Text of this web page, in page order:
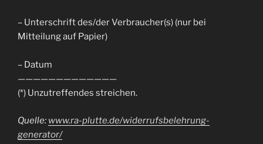
– Unterschrift des/der Verbraucher(s) (nur bei
Mitteilung auf Papier)
– Datum
—————————————
(*) Unzutreffendes streichen.
Quelle: www.ra-plutte.de/widerrufsbelehrung-
generator/